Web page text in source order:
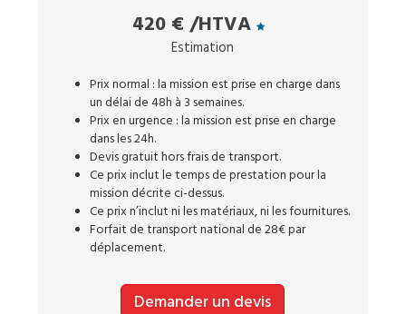
420 € /HTVA
Estimation
Prix normal : la mission est prise en charge dans
un délai de 48h à 3 semaines.
Prix en urgence : la mission est prise en charge
dans les 24h.
Devis gratuit hors frais de transport.
Ce prix inclut le temps de prestation pour la
mission décrite ci-dessus.
Ce prix n’inclut ni les matériaux, ni les fournitures.
Forfait de transport national de 28€ par
déplacement.
Demander un devis